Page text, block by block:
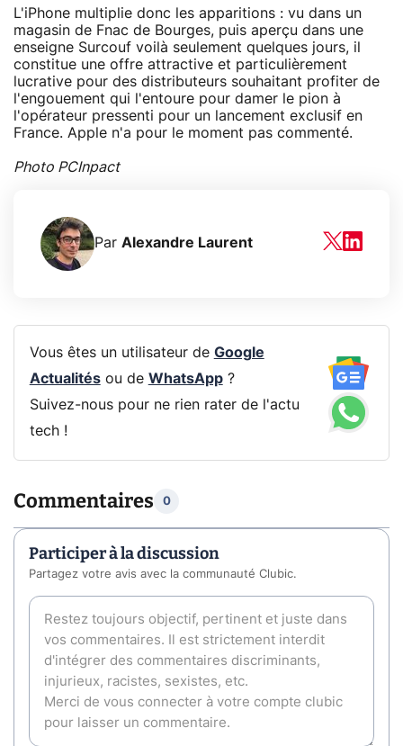
L'iPhone multiplie donc les apparitions : vu dans un
magasin de Fnac de Bourges, puis aperçu dans une
enseigne Surcouf voilà seulement quelques jours, il
constitue une offre attractive et particulièrement
lucrative pour des distributeurs souhaitant profiter de
l'engouement qui l'entoure pour damer le pion à
l'opérateur pressenti pour un lancement exclusif en
France. Apple n'a pour le moment pas commenté.
Photo PCInpact
Par Alexandre Laurent
Vous êtes un utilisateur de Google
Actualitésou de WhatsApp?
Suivez-nous pour ne rien rater de l'actu
tech !
Commentaires 0
Participer à la discussion
Partagez votre avis avec la communauté Clubic.